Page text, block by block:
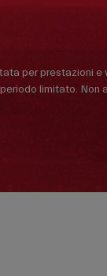
per prestazioni e
limitato. Non